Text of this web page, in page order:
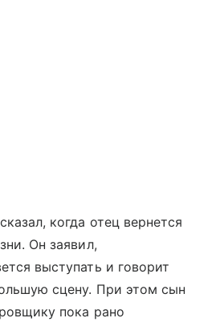
когда отец вернется
Он заявил,
выступать и говорит
сцену. При этом сын
пока рано